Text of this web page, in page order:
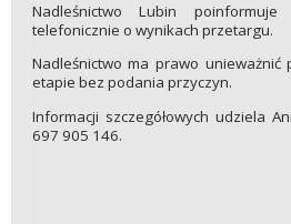
Nadleśnictwo Lubin
telefonicznie o wynikach przetargu.
Nadleśnictwo ma prawo unieważnić
etapie bez podania przyczyn.
Informacji szczegółowych udziela
697 905 146.